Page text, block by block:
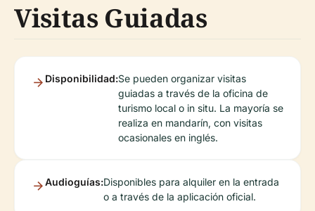
Visitas Guiadas
Disponibilidad:Se pueden organizar visitas
guiadas a través de la oficina de
turismo local o in situ. La mayoría se
realiza en mandarín, con visitas
ocasionales en inglés.
Audioguías:Disponibles para alquiler en la entrada
o a través de la aplicación oficial.